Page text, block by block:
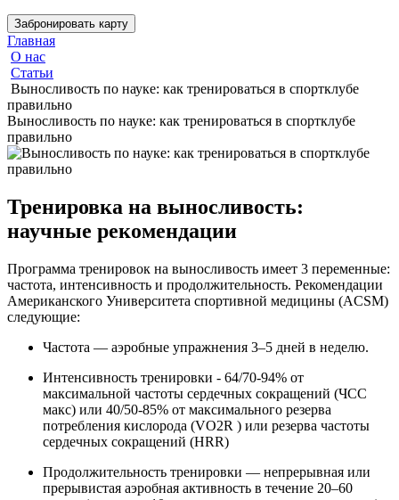
Забронировать карту
Главная
О нас
Статьи
Выносливость по науке: как тренироваться в спортклубе
правильно
Выносливость по науке: как тренироваться в спортклубе
правильно
Тренировка на выносливость:
научные рекомендации
Программа тренировок на выносливость имеет 3 переменные:
частота, интенсивность и продолжительность. Рекомендации
Американского Университета спортивной медицины (ACSM)
следующие:
Частота — аэробные упражнения 3–5 дней в неделю.
Интенсивность тренировки - 64/70-94% от
максимальной частоты сердечных сокращений (ЧСС
макс) или 40/50-85% от максимального резерва
потребления кислорода (VO2R ) или резерва частоты
сердечных сокращений (HRR)
Продолжительность тренировки — непрерывная или
прерывистая аэробная активность в течение 20–60